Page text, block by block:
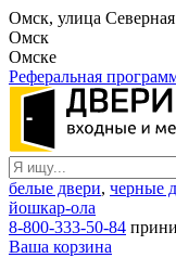
Омск, улица
Омск
Омске
Реферальная
белые двери, черные
йошкар-ола
8-800-333-50-84
Ваша корзина